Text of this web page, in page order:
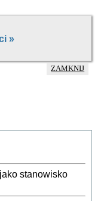
ZAMKNIJ
stanowisko